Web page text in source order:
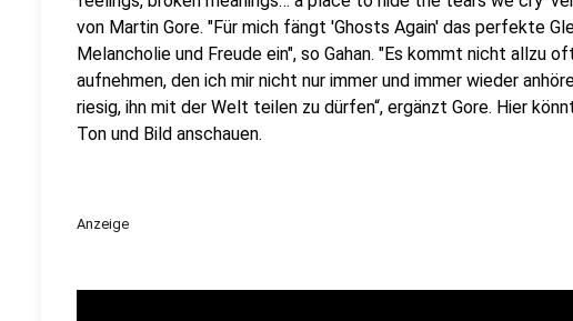
von Martin Gore. "Für mich fängt 'Ghosts Again' das perfekte
Melancholie und Freude ein", so Gahan. "Es kommt nicht allzu
aufnehmen, den ich mir nicht nur immer und immer wieder
riesig, ihn mit der Welt teilen zu dürfen“, ergänzt Gore. Hier
Ton und Bild anschauen.
Anzeige